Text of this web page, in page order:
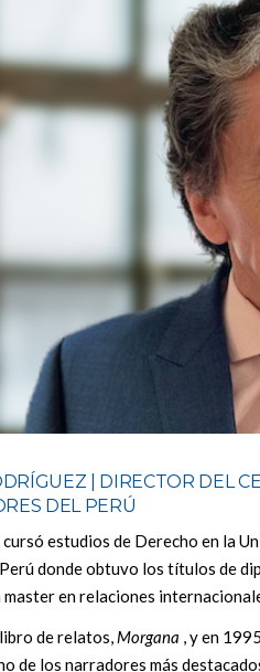
| DIRECTOR DEL
DEL PERÚ
estudios de Derecho en la
donde obtuvo los títulos de
en relaciones
de relatos, Morgana , y en
de los narradores más